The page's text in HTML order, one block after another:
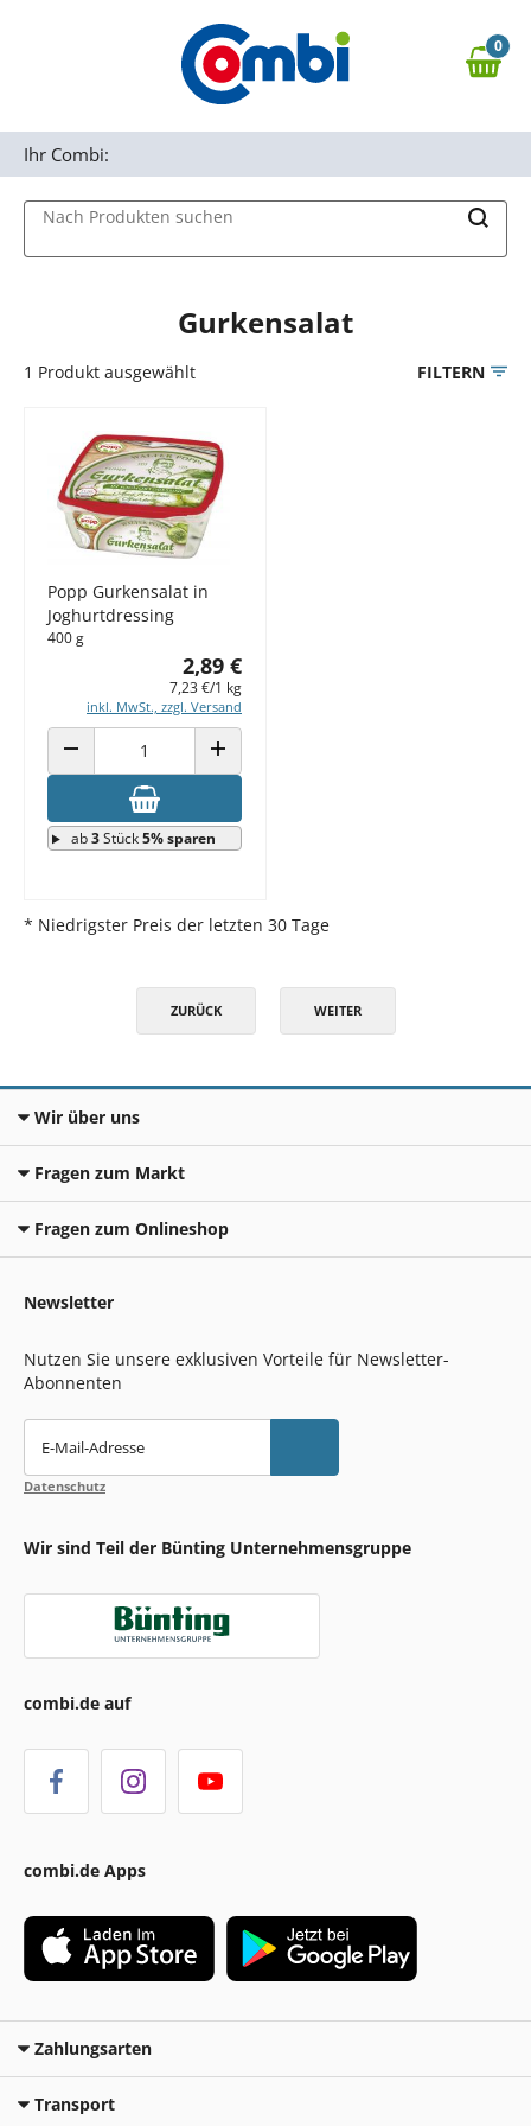
Zur Navigation springen
0,00 €
0
Nach Produkten suchen
Ihr Combi:
Gurkensalat
1 Produkt ausgewählt FILTERN
Popp Gurkensalat in
Joghurtdressing
400 g
2,89 €
7,23 €/1 kg
inkl. MwSt., zzgl. Versand
ANZAHL VERRINGERN ANZAHL ERHÖHEN
ab3Stück5% sparen
* Niedrigster Preis der letzten 30 Tage
ZURÜCK WEITER
Wir über uns
Fragen zum Markt
Fragen zum Onlineshop
Newsletter
Nutzen Sie unsere exklusiven Vorteile für Newsletter-
Abonnenten
E-Mail-Adresse
Datenschutz
Wir sind Teil der Bünting Unternehmensgruppe
combi.de auf
combi.de Apps
Zahlungsarten
Transport